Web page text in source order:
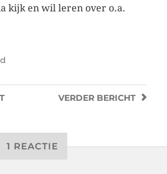
kijk en wil leren over o.a.
VERDER BERICHT
1 REACTIE